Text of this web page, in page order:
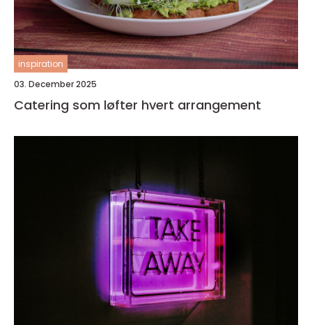
inspiration
03. December 2025
Catering som løfter hvert arrangement